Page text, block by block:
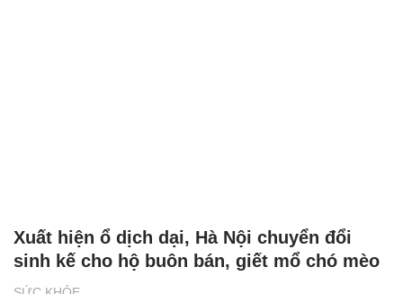
Xuất hiện ổ dịch dại, Hà Nội chuyển đổi
sinh kế cho hộ buôn bán, giết mổ chó mèo